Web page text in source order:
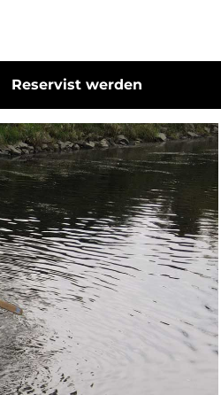
Reservist werden